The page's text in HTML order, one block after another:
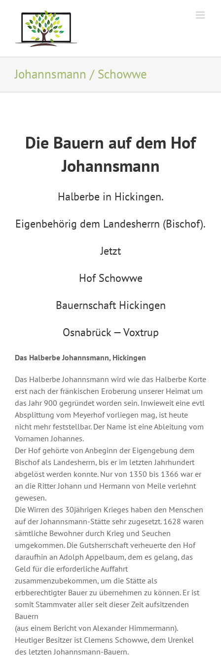
springen
Johannsmann / Schowwe
Die Bauern auf dem Hof
Johannsmann
Halberbe in Hickingen.
Eigenbehörig dem Landesherrn (Bischof).
Jetzt
Hof Schowwe
Bauernschaft Hickingen
Osnabrück — Voxtrup
Das Halberbe Johannsmann, Hickingen
Das Halberbe Johannsmann wird wie das Halberbe Korte
erst nach der fränkischen Eroberung unserer Heimat um
das Jahr 900 gegründet worden sein. Inwieweit eine evtl
Absplittung vom Meyerhof vorliegen mag, ist heute
nicht mehr feststellbar. Der Name ist eine Ableitung vom
Vornamen Johannes.
Der Hof gehörte von Anbeginn der Eigengebung dem
Bischof als Landesherrn, bis er im letzten Jahrhundert
abgelöst werden konnte. Nur von 1350 bis 1366 war er
an die Ritter Johann und Hermann von Meile verlehnt
gewesen.
Die Wirren des 30jährigen Krieges haben den Menschen
auf der Johannsmann-Stätte sehr zugesetzt. 1628 waren
sämtliche Bewohner durch Krieg und Seuchen
umgekommen. Die Gutsherrschaft verheuerte den Hof
daraufhin an Adolph Appelbaum, dem es gelang, das
Geld für die erforderliche Auffahrt
zusammenzubekommen, um die Stätte als
erbberechtigter Bauer zu übernehmen zu können. Er ist
somit Stammvater aller seit dieser Zeit aufsitzenden
Bauern
(aus einem Bericht von Alexander Himmermann).
Heutiger Besitzer ist Clemens Schowwe, dem Urenkel
des letzten Johannsmann-Bauern.